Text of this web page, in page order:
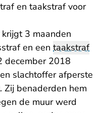
en taakstraf voor
3 maanden
en een taakstraf
december 2018
slachtoffer afperste
benaderden hem
de muur werd